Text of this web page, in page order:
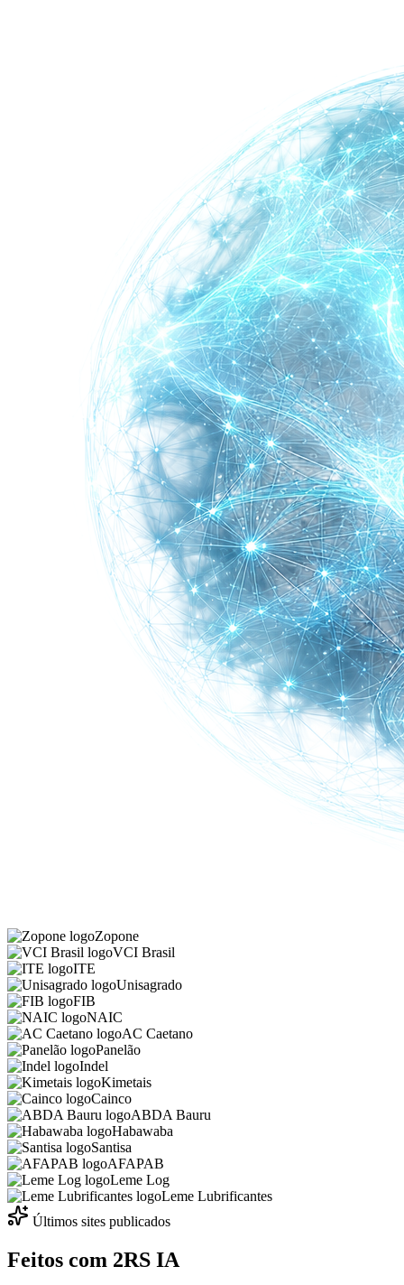
Zopone
VCI Brasil
ITE
Unisagrado
FIB
NAIC
AC Caetano
Panelão
Indel
Kimetais
Cainco
ABDA Bauru
Habawaba
Santisa
AFAPAB
Leme Log
Leme Lubrificantes
Últimos sites publicados
Feitos com 2RS IA